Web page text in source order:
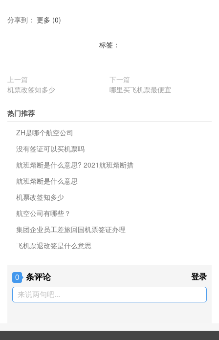
分享到： 更多 (0)
标签：
上一篇
机票改签知多少
下一篇
哪里买飞机票最便宜
热门推荐
ZH是哪个航空公司
没有签证可以买机票吗
航班熔断是什么意思? 2021航班熔断措
航班熔断是什么意思
机票改签知多少
航空公司有哪些？
集团企业员工差旅回国机票签证办理
飞机票退改签是什么意思
0 条评论 登录
来说两句吧...